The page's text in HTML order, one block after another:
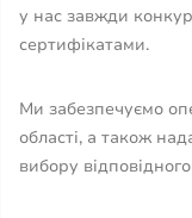
у нас завжди
сертифікатами.
Ми забезпечуємо
області, а також
вибору